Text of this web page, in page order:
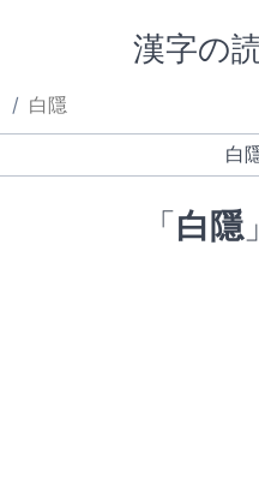
漢字の
白隱
「白隱」